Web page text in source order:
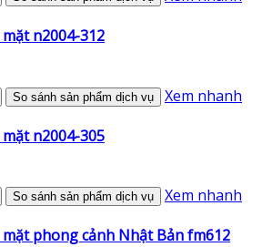
n2004-312
So sánh sản phẩm dịch vụ Xem nhanh
n2004-305
So sánh sản phẩm dịch vụ Xem nhanh
phong cảnh Nhật Bản fm612